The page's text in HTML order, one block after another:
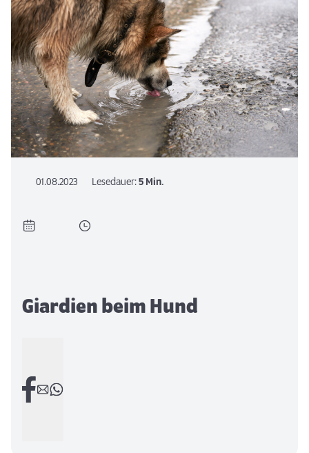
01.08.2023 Lesedauer:5 Min.
Giardien beim Hund